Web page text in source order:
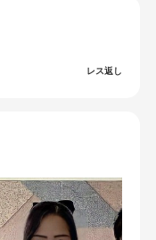
レス返し